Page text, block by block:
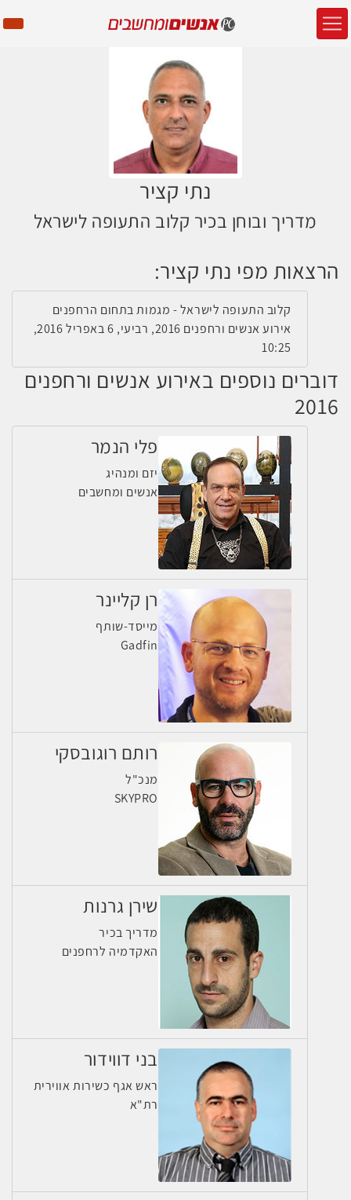
נתי קציר
מדריך ובוחן בכיר קלוב התעופה לישראל
הרצאות מפי נתי קציר:
קלוב התעופה לישראל - מגמות בתחום הרחפנים
אירוע אנשים ורחפנים 2016, רביעי, 6 באפריל 2016,
10:25
דוברים נוספים באירוע אנשים ורחפנים
2016
פלי הנמר
יזם ומנהיג
אנשים ומחשבים
רן קליינר
מייסד-שותף
Gadfin
רותם רוגובסקי
מנכ"ל
SKYPRO
שירן גרנות
מדריך בכיר
האקדמיה לרחפנים
בני דווידור
ראש אגף כשירות אווירית
רת"א